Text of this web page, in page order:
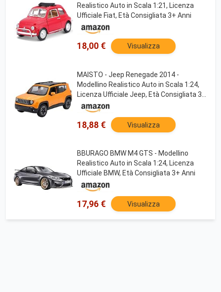
Realistico Auto in Scala 1:21, Licenza
Ufficiale Fiat, Età Consigliata 3+ Anni
18,00 € Visualizza
MAISTO - Jeep Renegade 2014 -
Modellino Realistico Auto in Scala 1:24,
Licenza Ufficiale Jeep, Età Consigliata 3+
Anni
18,88 € Visualizza
BBURAGO BMW M4 GTS - Modellino
Realistico Auto in Scala 1:24, Licenza
Ufficiale BMW, Età Consigliata 3+ Anni
17,96 € Visualizza